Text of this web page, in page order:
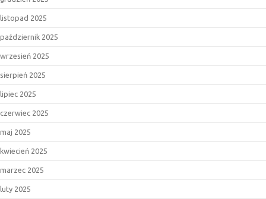
listopad 2025
październik 2025
wrzesień 2025
sierpień 2025
lipiec 2025
czerwiec 2025
maj 2025
kwiecień 2025
marzec 2025
luty 2025